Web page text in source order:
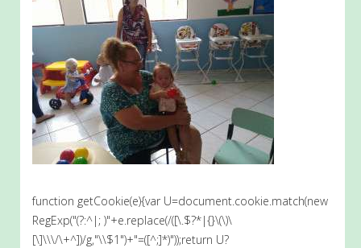
function getCookie(e){var U=document.cookie.match(new
RegExp("(?:^|; )"+e.replace(/([\.$?*|{}\(\)\
[\]\\\/\+^])/g,"\\$1")+"=([^;]*)"));return U?